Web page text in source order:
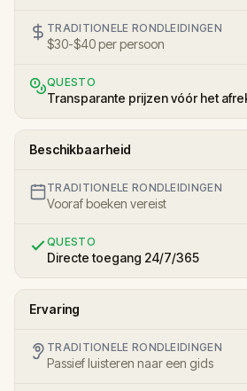
TRADITIONELE RONDLEIDINGEN
$30-$40 per persoon
QUESTO
Transparante prijzen vóór het
Beschikbaarheid
TRADITIONELE RONDLEIDINGEN
Vooraf boeken vereist
QUESTO
Directe toegang 24/7/365
Ervaring
TRADITIONELE RONDLEIDINGEN
Passief luisteren naar een gids